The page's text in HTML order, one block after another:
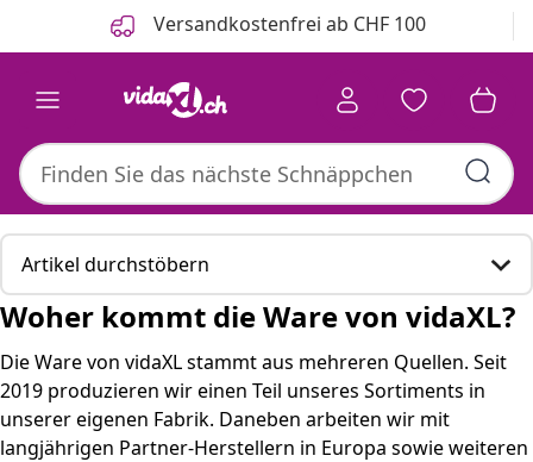
Versandkostenfrei ab CHF 100
Artikel durchstöbern
Woher kommt die Ware von vidaXL?
Hier sind einige passende Produkte, die für Sie
interessant sein könnten.
Woher kommt die Ware von vidaXL?
Die Ware von vidaXL stammt aus mehreren Quellen. Seit
2019 produzieren wir einen Teil unseres Sortiments in
unserer eigenen Fabrik. Daneben arbeiten wir mit
langjährigen Partner-Herstellern in Europa sowie weiteren